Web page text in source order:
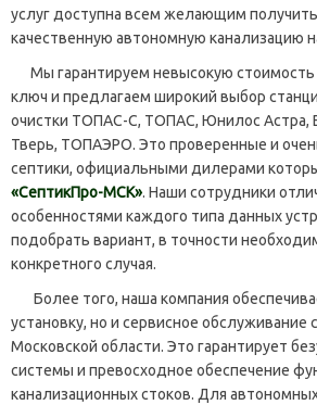
услуг доступна всем желающим
качественную автономную канализацию
Мы гарантируем невысокую стоимость
ключ и предлагаем широкий выбор
очистки ТОПАС-С, ТОПАС, Юнилос Астра,
Тверь, ТОПАЭРО. Это проверенные и
септики, официальными дилерами
«СептикПро-МСК». Наши сотрудники
особенностями каждого типа данных
подобрать вариант, в точности
конкретного случая.
Более того, наша компания
установку, но и сервисное обслуживание
Московской области. Это гарантирует
системы и превосходное обеспечение
канализационных стоков. Для